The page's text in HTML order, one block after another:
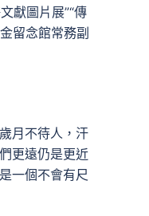
獻圖片展”“傳
留念館常務副
月不待人，汗
更遠仍是更近
一個不會有尺